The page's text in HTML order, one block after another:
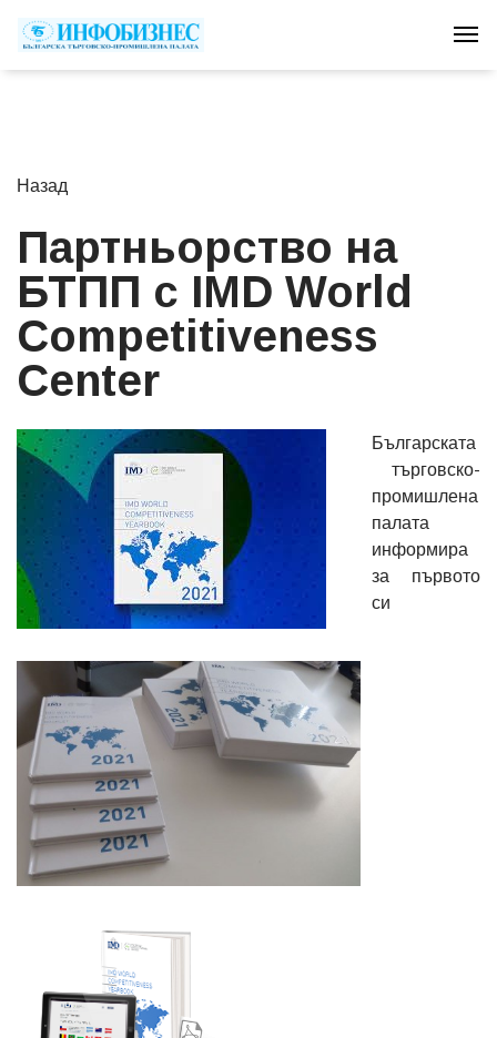
Назад
Партньорство на
БТПП с IMD World
Competitiveness
Center
Българската
търговско-
промишлена
палата
информира
за първото
си